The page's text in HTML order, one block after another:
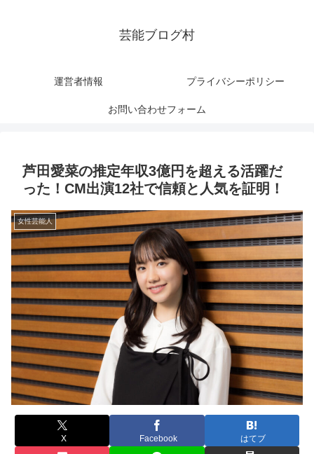
芸能ブログ村
運営者情報 プライバシーポリシー
お問い合わせフォーム
芦田愛菜の推定年収3億円を超える活躍だ
った！CM出演12社で信頼と人気を証明！
女性芸能人
X Facebook はてブ